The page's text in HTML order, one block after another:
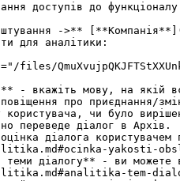
доступів до
->**
для аналітики:
files/
- вкажіть мову, на якій
про приєднання/
чи було
переведе діалог в Архів.
діалога
yakosti-
теми діалогу** - ви
tem-